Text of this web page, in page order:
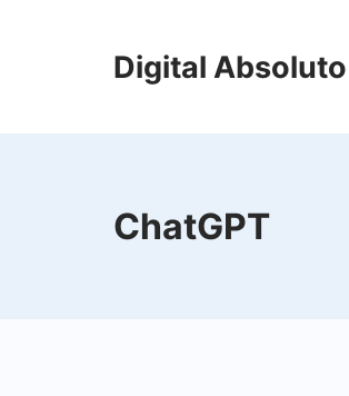
Digital Absoluto
ChatGPT